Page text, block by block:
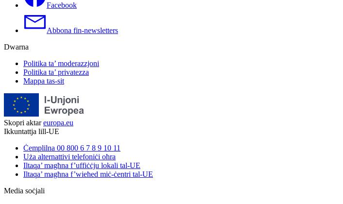
Facebook
Abbona fin-newsletters
Dwarna
Politika ta’ moderazzjoni
Politika ta’ privatezza
Mappa tas-sit
Skopri aktareuropa.eu
Ikkuntattja lill-UE
Ċemplilna 00 800 6 7 8 9 10 11
Uża alternattivi telefoniċi oħra
Iltaqa’ magħna f’uffiċċju lokali tal-UE
Iltaqa’ magħna f’wieħed miċ-ċentri tal-UE
Media soċjali